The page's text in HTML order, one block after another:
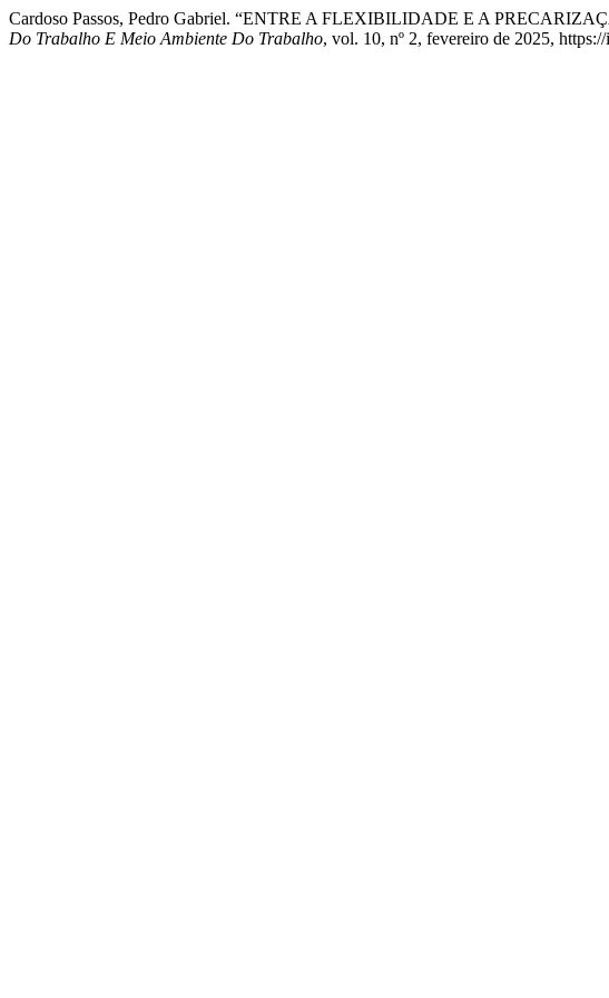
Cardoso Passos, Pedro Gabriel. “ENTRE A FLEXIBILIDADE E A
Do Trabalho E Meio Ambiente Do Trabalho, vol. 10, nº 2, fevereiro de 2025,